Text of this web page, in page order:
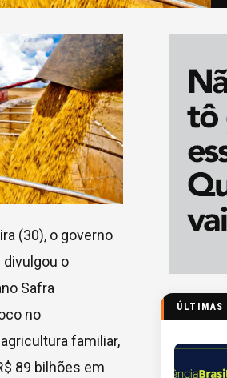
(30), o governo
o
Safra
no
familiar,
89 bilhões em